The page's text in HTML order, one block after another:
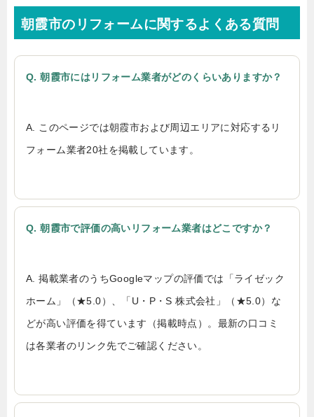
朝霞市のリフォームに関するよくある質問
Q. 朝霞市にはリフォーム業者がどのくらいありますか？
A. このページでは朝霞市および周辺エリアに対応するリ
フォーム業者20社を掲載しています。
Q. 朝霞市で評価の高いリフォーム業者はどこですか？
A. 掲載業者のうちGoogleマップの評価では「ライゼック
ホーム」（★5.0）、「U・P・S 株式会社」（★5.0）な
どが高い評価を得ています（掲載時点）。最新の口コミ
は各業者のリンク先でご確認ください。